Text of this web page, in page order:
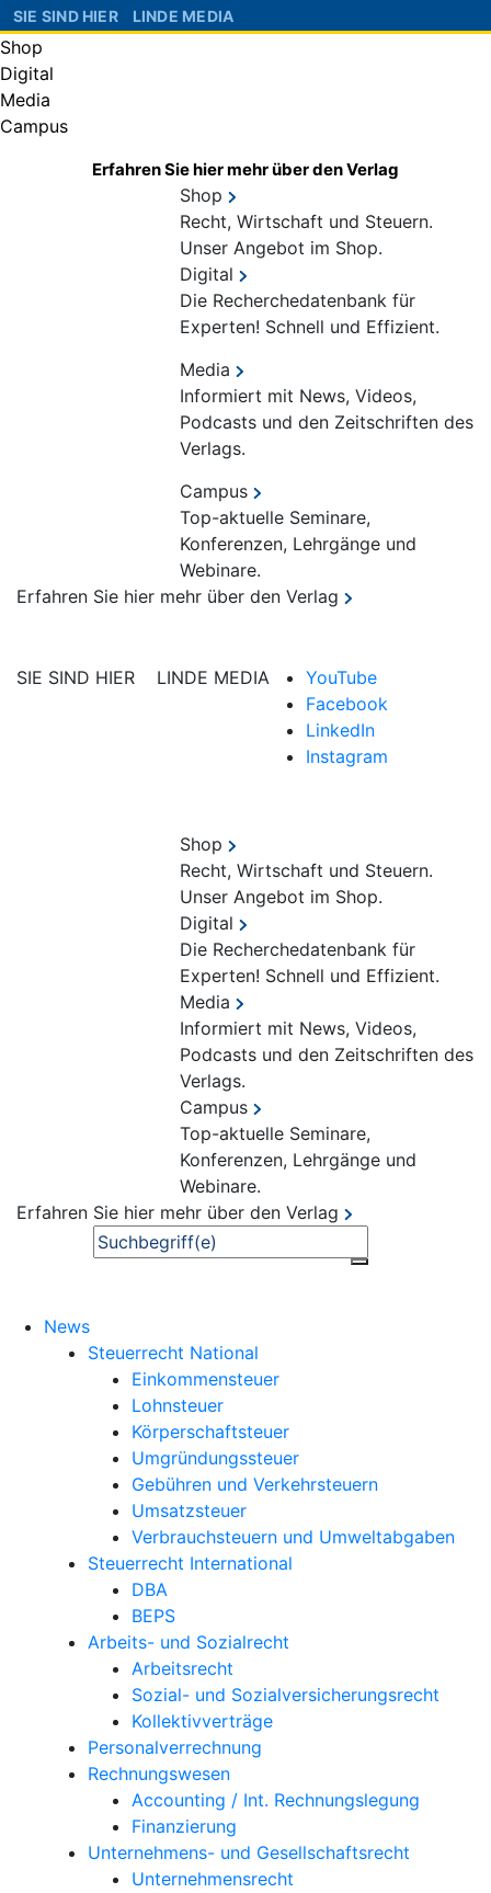
SIE SIND HIER LINDE MEDIA
Shop
Digital
Media
Campus
Erfahren Sie hier mehr über den Verlag
Shop
Recht, Wirtschaft und Steuern.
Unser Angebot im Shop.
Digital
Die Recherchedatenbank für
Experten! Schnell und Effizient.
Media
Informiert mit News, Videos,
Podcasts und den Zeitschriften des
Verlags.
Campus
Top-aktuelle Seminare,
Konferenzen, Lehrgänge und
Webinare.
Erfahren Sie hier mehr über den Verlag
SIE SIND HIER LINDE MEDIA
YouTube
Facebook
LinkedIn
Instagram
Shop
Recht, Wirtschaft und Steuern.
Unser Angebot im Shop.
Digital
Die Recherchedatenbank für
Experten! Schnell und Effizient.
Media
Informiert mit News, Videos,
Podcasts und den Zeitschriften des
Verlags.
Campus
Top-aktuelle Seminare,
Konferenzen, Lehrgänge und
Webinare.
Erfahren Sie hier mehr über den Verlag
Suche
News
Steuerrecht National
Einkommensteuer
Lohnsteuer
Körperschaftsteuer
Umgründungssteuer
Gebühren und Verkehrsteuern
Umsatzsteuer
Verbrauchsteuern und Umweltabgaben
Steuerrecht International
DBA
BEPS
Arbeits- und Sozialrecht
Arbeitsrecht
Sozial- und Sozialversicherungsrecht
Kollektivverträge
Personalverrechnung
Rechnungswesen
Accounting / Int. Rechnungslegung
Finanzierung
Unternehmens- und Gesellschaftsrecht
Unternehmensrecht